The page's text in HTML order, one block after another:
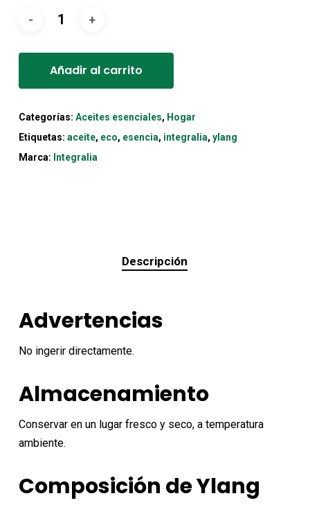
Añadir al carrito
Categorías: Aceites esenciales, Hogar
Etiquetas: aceite, eco, esencia, integralia, ylang
Marca: Integralia
Descripción
Advertencias
No ingerir directamente.
Almacenamiento
Conservar en un lugar fresco y seco, a temperatura
ambiente.
Composición de Ylang